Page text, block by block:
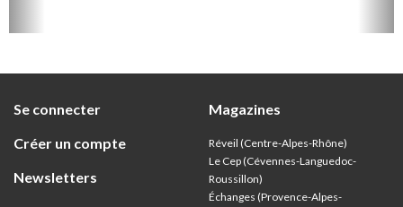
Se connecter
Créer un compte
Newsletters
Magazines
Réveil (Centre-Alpes-Rhône)
Le Cep (Cévennes-Languedoc-
Roussillon)
Échanges (Provence-Alpes-